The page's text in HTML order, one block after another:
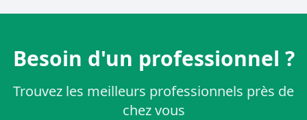
Besoin d'un professionnel ?
Trouvez les meilleurs professionnels près de
chez vous